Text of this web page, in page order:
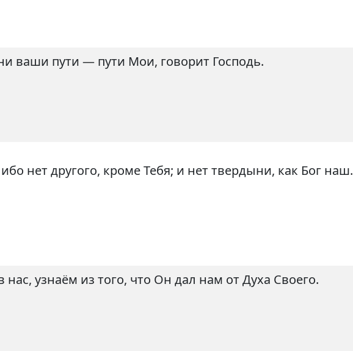
пути — пути Мои, говорит Господь.
нет другого, кроме Тебя; и нет твердыни, как Бог наш.
узнаём из того, что Он дал нам от Духа Своего.